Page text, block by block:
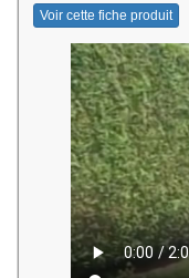
Voir cette fiche produit